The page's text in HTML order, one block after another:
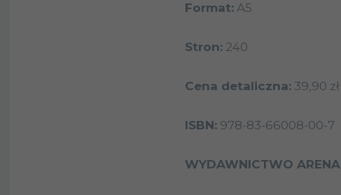
Format: A5
Stron: 240
Cena detaliczna: 39,90 zł
ISBN: 978-83-66008-00-7
WYDAWNICTWO ARENA